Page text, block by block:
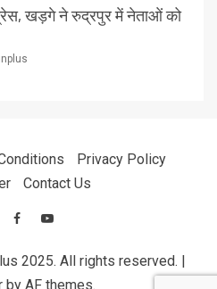
खड़गे ने रुद्रपुर में नेताओं को
Privacy Policy
Contact Us
2025. All rights reserved.
by AF themes.